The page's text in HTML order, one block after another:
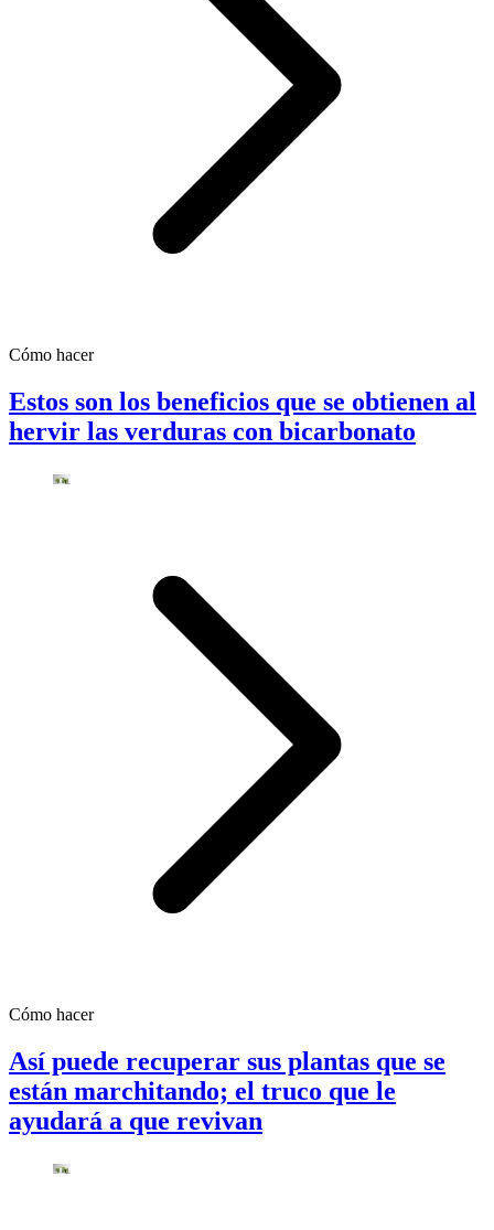
Cómo hacer
Estos son los beneficios que se obtienen al
hervir las verduras con bicarbonato
Cómo hacer
Así puede recuperar sus plantas que se
están marchitando; el truco que le
ayudará a que revivan